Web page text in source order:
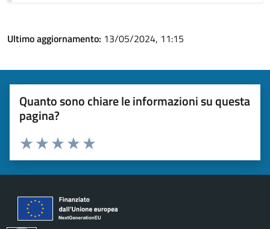
Ultimo aggiornamento: 13/05/2024, 11:15
Quanto sono chiare le informazioni su questa
pagina?
Valuta 5 stelle su 5
Valuta 4 stelle su 5
Valuta 3 stelle su 5
Valuta 2 stelle su 5
Valuta 1 stelle su 5